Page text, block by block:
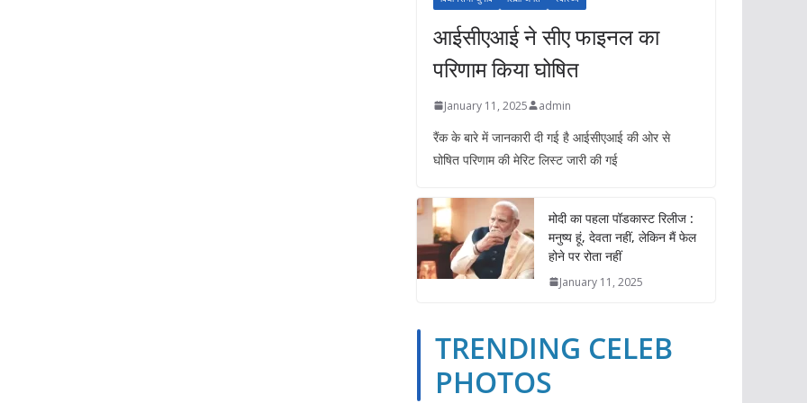
आईसीएआई ने सीए फाइनल का
परिणाम किया घोषित
January 11, 2025 admin
रैंक के बारे में जानकारी दी गई है आईसीएआई की ओर से
घोषित परिणाम की मेरिट लिस्ट जारी की गई
मोदी का पहला पॉडकास्ट रिलीज :
मनुष्य हूं, देवता नहीं, लेकिन मैं फेल
होने पर रोता नहीं
January 11, 2025
TRENDING CELEB
PHOTOS
TRENDING CELEB PHOTOS
YOUTUBE VIDEOS
ईपेपर
ओपिनियन खेल